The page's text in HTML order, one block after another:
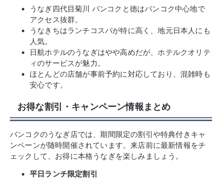
うなぎ四代目菊川 バンコクと徳はバンコク中心地で
アクセス抜群。
うなきちはランチコスパが特に高く、地元日本人にも
人気。
日航ホテルのうなぎはやや高めだが、ホテルクオリテ
ィのサービスが魅力。
ほとんどの店舗が事前予約に対応しており、混雑時も
安心です。
お得な割引・キャンペーン情報まとめ
バンコクのうなぎ店では、期間限定の割引や特典付きキャ
ンペーンが随時開催されています。来店前に最新情報をチ
ェックして、お得に本格うなぎを楽しみましょう。
平日ランチ限定割引